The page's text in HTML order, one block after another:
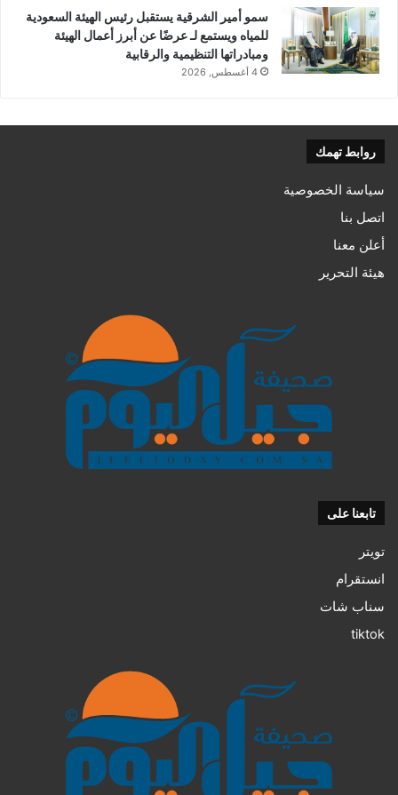
سمو أمير الشرقية يستقبل رئيس الهيئة السعودية
للمياه ويستمع لـ عرضًا عن أبرز أعمال الهيئة
ومبادراتها التنظيمية والرقابية
4 أغسطس, 2026
روابط تهمك
سياسة الخصوصية
اتصل بنا
أعلن معنا
هيئة التحرير
تابعنا على
تويتر
انستقرام
سناب شات
tiktok